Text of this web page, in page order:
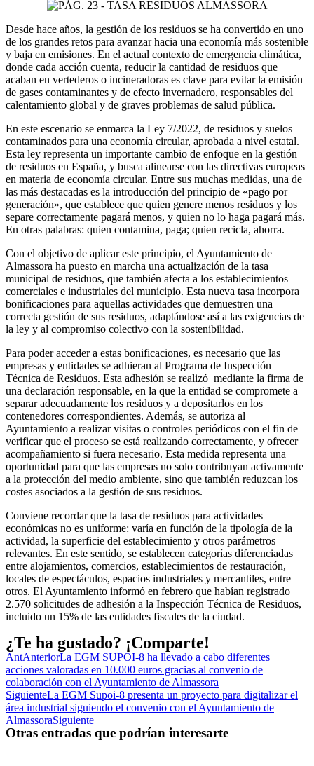
Desde hace años, la gestión de los residuos se ha convertido en uno
de los grandes retos para avanzar hacia una economía más sostenible
y baja en emisiones. En el actual contexto de emergencia climática,
donde cada acción cuenta, reducir la cantidad de residuos que
acaban en vertederos o incineradoras es clave para evitar la emisión
de gases contaminantes y de efecto invernadero, responsables del
calentamiento global y de graves problemas de salud pública.
En este escenario se enmarca la Ley 7/2022, de residuos y suelos
contaminados para una economía circular, aprobada a nivel estatal.
Esta ley representa un importante cambio de enfoque en la gestión
de residuos en España, y busca alinearse con las directivas europeas
en materia de economía circular. Entre sus muchas medidas, una de
las más destacadas es la introducción del principio de «pago por
generación», que establece que quien genere menos residuos y los
separe correctamente pagará menos, y quien no lo haga pagará más.
En otras palabras: quien contamina, paga; quien recicla, ahorra.
Con el objetivo de aplicar este principio, el Ayuntamiento de
Almassora ha puesto en marcha una actualización de la tasa
municipal de residuos, que también afecta a los establecimientos
comerciales e industriales del municipio. Esta nueva tasa incorpora
bonificaciones para aquellas actividades que demuestren una
correcta gestión de sus residuos, adaptándose así a las exigencias de
la ley y al compromiso colectivo con la sostenibilidad.
Para poder acceder a estas bonificaciones, es necesario que las
empresas y entidades se adhieran al Programa de Inspección
Técnica de Residuos. Esta adhesión se realizó mediante la firma de
una declaración responsable, en la que la entidad se compromete a
separar adecuadamente los residuos y a depositarlos en los
contenedores correspondientes. Además, se autoriza al
Ayuntamiento a realizar visitas o controles periódicos con el fin de
verificar que el proceso se está realizando correctamente, y ofrecer
acompañamiento si fuera necesario. Esta medida representa una
oportunidad para que las empresas no solo contribuyan activamente
a la protección del medio ambiente, sino que también reduzcan los
costes asociados a la gestión de sus residuos.
Conviene recordar que la tasa de residuos para actividades
económicas no es uniforme: varía en función de la tipología de la
actividad, la superficie del establecimiento y otros parámetros
relevantes. En este sentido, se establecen categorías diferenciadas
entre alojamientos, comercios, establecimientos de restauración,
locales de espectáculos, espacios industriales y mercantiles, entre
otros. El Ayuntamiento informó en febrero que habían registrado
2.570 solicitudes de adhesión a la Inspección Técnica de Residuos,
incluido un 15% de las entidades fiscales de la ciudad.
¿Te ha gustado? ¡Comparte!
AntAnteriorLa EGM SUPOI-8 ha llevado a cabo diferentes
acciones valoradas en 10.000 euros gracias al convenio de
colaboración con el Ayuntamiento de Almassora
SiguienteLa EGM Supoi-8 presenta un proyecto para digitalizar el
área industrial siguiendo el convenio con el Ayuntamiento de
AlmassoraSiguiente
Otras entradas que podrían interesarte